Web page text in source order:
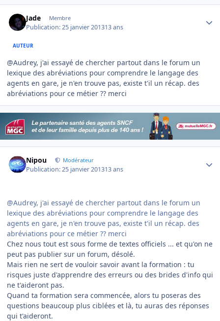
Jade Membre
Publication:25 janvier 201313 ans
AUTEUR
@Audrey, j'ai essayé de chercher partout dans le forum un
lexique des abréviations pour comprendre le langage des
agents en gare, je n'en trouve pas, existe t'il un récap. des
abréviations pour ce métier ?? merci
Nipou Modérateur
Publication:25 janvier 201313 ans
@Audrey, j'ai essayé de chercher partout dans le forum un
lexique des abréviations pour comprendre le langage des
agents en gare, je n'en trouve pas, existe t'il un récap. des
abréviations pour ce métier ?? merci
Chez nous tout est sous forme de textes officiels ... et qu'on ne
peut pas publier sur un forum, désolé.
Mais rien ne sert de vouloir savoir avant la formation : tu
risques juste d'apprendre des erreurs ou des brides d'info qui
ne t'aideront pas.
Quand ta formation sera commencée, alors tu poseras des
questions beaucoup plus ciblées et là, tu auras des réponses
qui t'aideront.